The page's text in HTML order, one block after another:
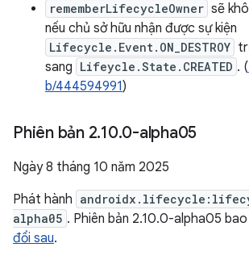
rememberLifecycleOwner sẽ
nếu chủ sở hữu nhận được sự kiện
Lifecycle.Event.ON_DESTROY
sang Lifeycle.State.CREATED . (
b/444594991)
Phiên bản 2.10.0-alpha05
Ngày 8 tháng 10 năm 2025
Phát hành
alpha05 . Phiên bản 2.10.0-alpha05
đổi sau.